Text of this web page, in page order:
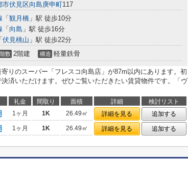
市伏見区向島庚申町117
「 観月橋 」駅 徒歩10分
「 向島 」駅 徒歩16分
「 伏見桃山 」駅 徒歩22分
階数 2階建 構造 軽量鉄骨
りのスーパー「フレスコ向島店」が87m以内にあります。初
済いただけます。ぜひご覧いただきたい賃貸物件です。「ヴ
礼金 間取り 面積 詳細
検討リスト
1ヶ月 1K 26.49㎡ 詳細を見る
追加する
1ヶ月 1K 26.49㎡ 詳細を見る 追加する